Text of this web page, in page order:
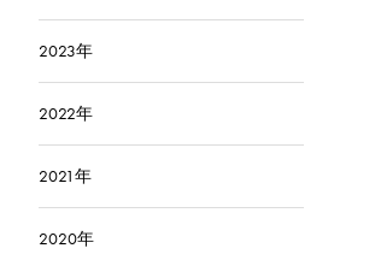
2023年
2022年
2021年
2020年